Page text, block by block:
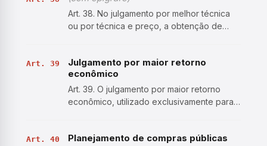
obras, produtos…
Art. 38. No julgamento por melhor técnica
ou por técnica e preço, a obtenção de
respectivo contrato tenha participação
direta e pessoal do pro…
Art. 39
Julgamento por maior retorno
econômico
Art. 39. O julgamento por maior retorno
econômico, utilizado exclusivamente para a
Administração, e a remuneração deverá ser
Art. 40 Planejamento de compras públicas